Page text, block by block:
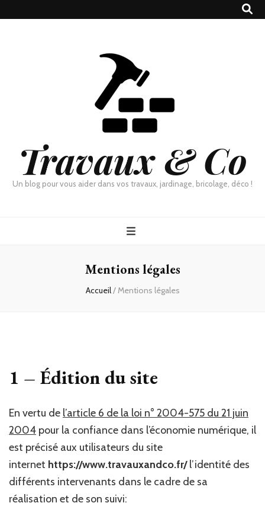
Travaux & Co
Un blog pour vous aider dans vos travaux, jardinage, bricolage, déco !
Mentions légales
Accueil/Mentions légales
1 – Édition du site
En vertu de l’article 6 de la loi n° 2004-575 du 21 juin
2004 pour la confiance dans l’économie numérique, il
est précisé aux utilisateurs du site
internet https://www.travauxandco.fr/l’identité des
différents intervenants dans le cadre de sa
réalisation et de son suivi: